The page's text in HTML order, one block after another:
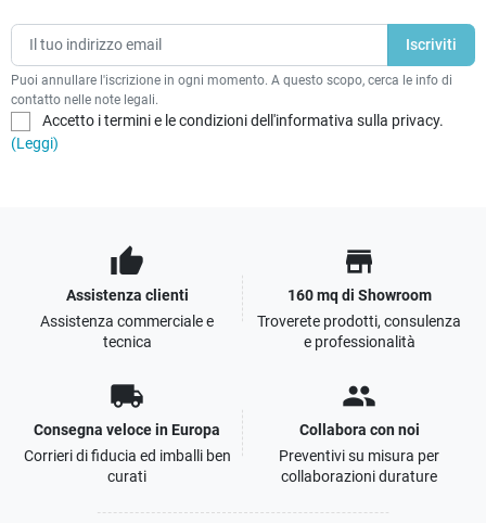
Puoi annullare l'iscrizione in ogni momento. A questo scopo, cerca le info di
contatto nelle note legali.
Accetto i termini e le condizioni dell'informativa sulla privacy.
(Leggi)
thumb_up
Assistenza clienti
Assistenza commerciale e
tecnica
store
160 mq di Showroom
Troverete prodotti, consulenza
e professionalità
local_shipping
Consegna veloce in Europa
Corrieri di fiducia ed imballi ben
curati
people
Collabora con noi
Preventivi su misura per
collaborazioni durature